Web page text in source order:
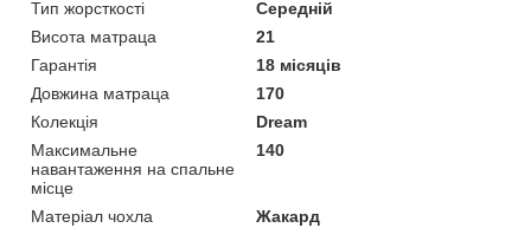
Тип жорсткості
Середній
Висота матраца
21
Гарантія
18 місяців
Довжина матраца
170
Колекція
Dream
Максимальне
навантаження на спальне
місце
140
Матеріал чохла
Жакард